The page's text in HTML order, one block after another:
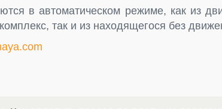
в автоматическом режиме, как из
так и из находящегося без